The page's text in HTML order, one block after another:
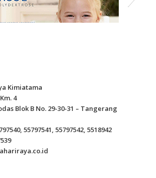
Kimiatama
4
Blok B No. 29-30-31 – Tangerang
55797541, 55797542, 5518942